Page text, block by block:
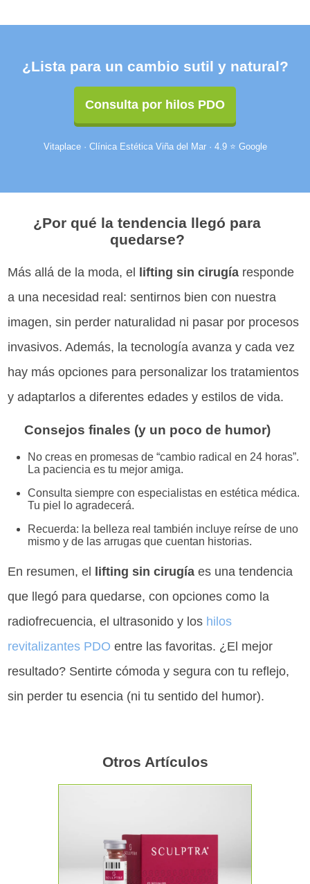
¿Lista para un cambio sutil y natural?
Consulta por hilos PDO
Vitaplace · Clínica Estética Viña del Mar · 4.9 ⭐ Google
¿Por qué la tendencia llegó para
quedarse?
Más allá de la moda, el lifting sin cirugía responde
a una necesidad real: sentirnos bien con nuestra
imagen, sin perder naturalidad ni pasar por procesos
invasivos. Además, la tecnología avanza y cada vez
hay más opciones para personalizar los tratamientos
y adaptarlos a diferentes edades y estilos de vida.
Consejos finales (y un poco de humor)
No creas en promesas de “cambio radical en 24 horas”.
La paciencia es tu mejor amiga.
Consulta siempre con especialistas en estética médica.
Tu piel lo agradecerá.
Recuerda: la belleza real también incluye reírse de uno
mismo y de las arrugas que cuentan historias.
En resumen, el lifting sin cirugía es una tendencia
que llegó para quedarse, con opciones como la
radiofrecuencia, el ultrasonido y los hilos
revitalizantes PDO entre las favoritas. ¿El mejor
resultado? Sentirte cómoda y segura con tu reflejo,
sin perder tu esencia (ni tu sentido del humor).
Otros Artículos